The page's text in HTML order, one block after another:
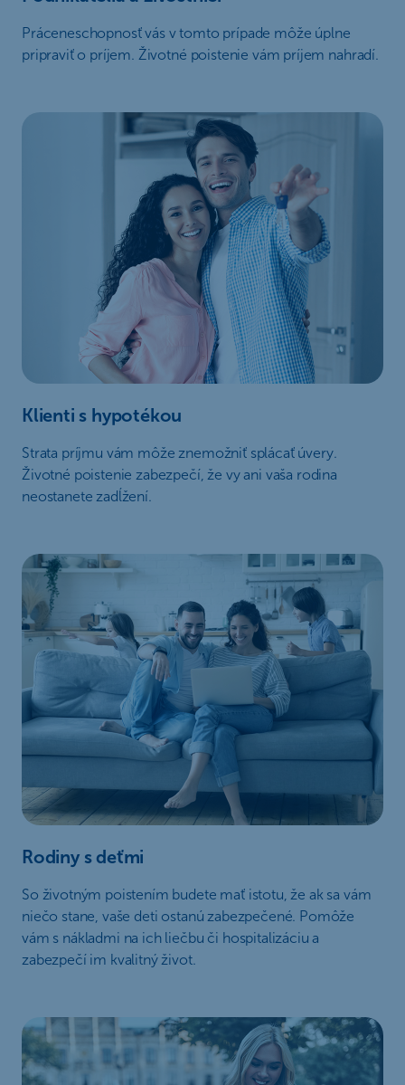
Práceneschopnosť vás v tomto prípade môže úplne
pripraviť o príjem. Životné poistenie vám príjem nahradí.
Klienti s hypotékou
Strata príjmu vám môže znemožniť splácať úvery.
Životné poistenie zabezpečí, že vy ani vaša rodina
neostanete zadĺžení.
Rodiny s deťmi
So životným poistením budete mať istotu, že ak sa vám
niečo stane, vaše deti ostanú zabezpečené. Pomôže
vám s nákladmi na ich liečbu či hospitalizáciu a
zabezpečí im kvalitný život.